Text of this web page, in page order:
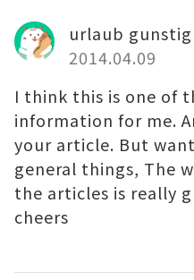
urlaub
2014.04.09
I think this is one of
information for me.
your article. But
general things, The
the articles is really
cheers